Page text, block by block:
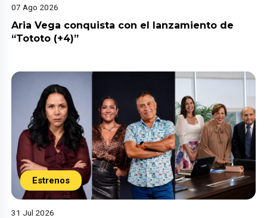
07 Ago 2026
Aria Vega conquista con el lanzamiento de
“Tototo (+4)”
Estrenos
31 Jul 2026